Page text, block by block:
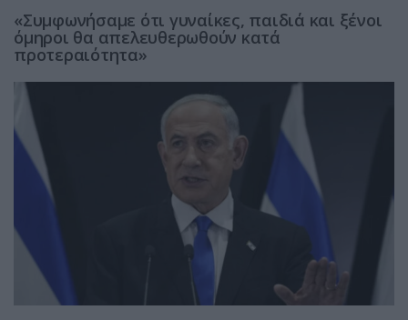
«Συμφωνήσαμε ότι γυναίκες, παιδιά και ξένοι
όμηροι θα απελευθερωθούν κατά
προτεραιότητα»